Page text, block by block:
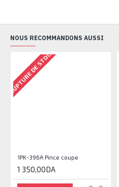
NOUS RECOMMANDONS AUSSI
RUPTURE DE STOCK
1PK-396A Pince coupe
1 350,00DA